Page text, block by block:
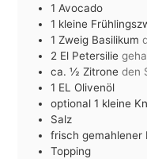
1 Avocado
1 kleine
1 Zweig Basilikum
2 El Petersilie
ca. ½Zitrone den
1 EL Olivenöl
optional 1 kleine
Salz
frisch gemahlener
Topping